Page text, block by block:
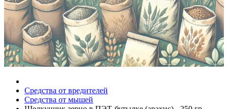
Средства от вредителей
Средства от мышей